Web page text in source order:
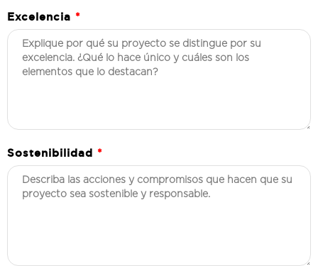
Excelencia *
Sostenibilidad *